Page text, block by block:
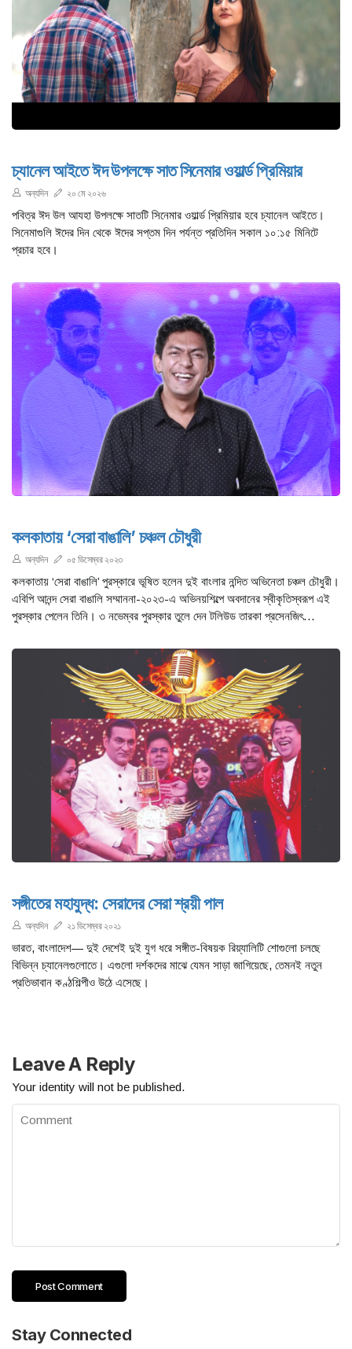
চ্যানেল আইতে ঈদ উপলক্ষে সাত সিনেমার ওয়ার্ল্ড প্রিমিয়ার
অন্যদিন ২০ মে ২০২৬
পবিত্র ঈদ উল আযহা উপলক্ষে সাতটি সিনেমার ওয়ার্ল্ড প্রিমিয়ার হবে চ্যানেল আইতে।
সিনেমাগুলি ঈদের দিন থেকে ঈদের সপ্তম দিন পর্যন্ত প্রতিদিন সকাল ১০:১৫ মিনিটে
প্রচার হবে।
কলকাতায় ‌‘‌সেরা বাঙালি’ চঞ্চল চৌধুরী
অন্যদিন ০৫ ডিসেম্বর ২০২৩
কলকাতায় ‌‘‌সেরা বাঙালি’ পুরস্কারে ভূষিত হলেন দুই বাংলার নন্দিত অভিনেতা চঞ্চল চৌধুরী।
এবিপি আনন্দ সেরা বাঙালি সম্মাননা-২০২৩-এ অভিনয়শিল্পে অবদানের স্বীকৃতিস্বরূপ এই
পুরস্কার পেলেন তিনি। ৩ নভেম্বর পুরস্কার তুলে দেন টলিউড তারকা প্রসেনজিৎ
সঙ্গীতের মহাযুদ্ধ: সেরাদের সেরা শ্রয়ী পাল
অন্যদিন ২১ ডিসেম্বর ২০২১
ভারত, বাংলাদেশ— দুই দেশেই দুই যুগ ধরে সঙ্গীত-বিষয়ক রিয়্যালিটি শোগুলো চলছে
বিভিন্ন চ্যানেলগুলোতে। এগুলো দর্শকদের মাঝে যেমন সাড়া জাগিয়েছে, তেমনই নতুন
প্রতিভাবান কণ্ঠশিল্পীও উঠে এসেছে।
Leave A Reply
Your identity will not be published.
Stay Connected